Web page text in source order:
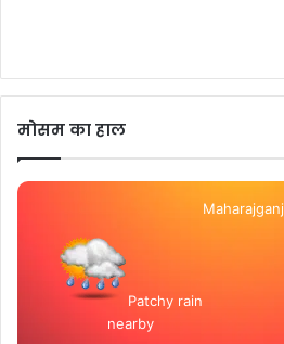
मोसम का हाल
Maharajganj
Patchy rain
nearby